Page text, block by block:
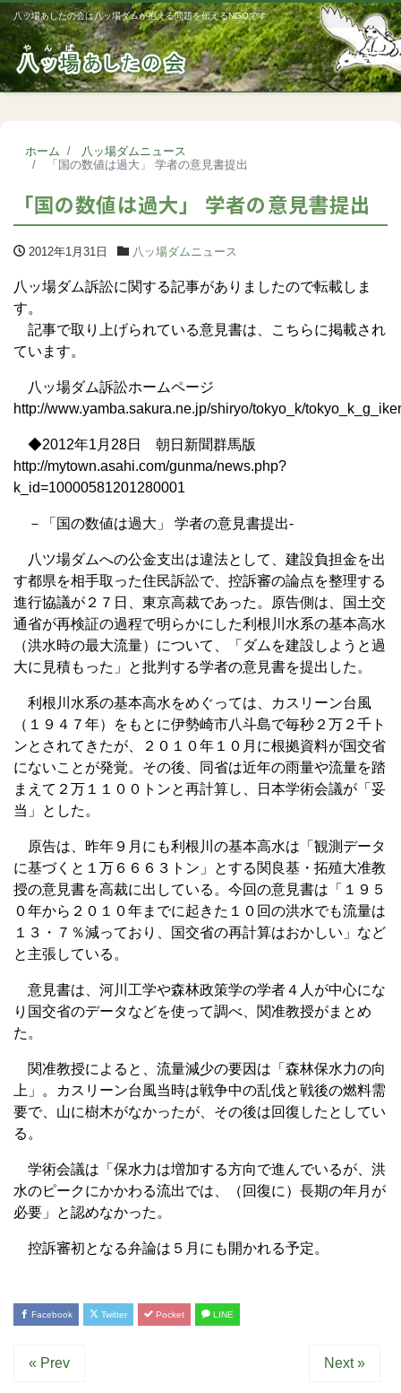
八ッ場あしたの会は八ッ場ダムが抱える問題を伝えるNGOです
ホーム
八ッ場ダムニュース
「国の数値は過大」 学者の意見書提出
「国の数値は過大」 学者の意見書提出
2012年1月31日 八ッ場ダムニュース
八ッ場ダム訴訟に関する記事がありましたので転載しま
す。
記事で取り上げられている意見書は、こちらに掲載され
ています。
八ッ場ダム訴訟ホームページ
http://www.yamba.sakura.ne.jp/shiryo/tokyo_k/
◆2012年1月28日 朝日新聞群馬版
http://mytown.asahi.com/gunma/news.php?
k_id=10000581201280001
－「国の数値は過大」 学者の意見書提出-
八ツ場ダムへの公金支出は違法として、建設負担金を出
す都県を相手取った住民訴訟で、控訴審の論点を整理する
進行協議が２７日、東京高裁であった。原告側は、国土交
通省が再検証の過程で明らかにした利根川水系の基本高水
（洪水時の最大流量）について、「ダムを建設しようと過
大に見積もった」と批判する学者の意見書を提出した。
利根川水系の基本高水をめぐっては、カスリーン台風
（１９４７年）をもとに伊勢崎市八斗島で毎秒２万２千ト
ンとされてきたが、２０１０年１０月に根拠資料が国交省
にないことが発覚。その後、同省は近年の雨量や流量を踏
まえて２万１１００トンと再計算し、日本学術会議が「妥
当」とした。
原告は、昨年９月にも利根川の基本高水は「観測データ
に基づくと１万６６６３トン」とする関良基・拓殖大准教
授の意見書を高裁に出している。今回の意見書は「１９５
０年から２０１０年までに起きた１０回の洪水でも流量は
１３・７％減っており、国交省の再計算はおかしい」など
と主張している。
意見書は、河川工学や森林政策学の学者４人が中心にな
り国交省のデータなどを使って調べ、関准教授がまとめ
た。
関准教授によると、流量減少の要因は「森林保水力の向
上」。カスリーン台風当時は戦争中の乱伐と戦後の燃料需
要で、山に樹木がなかったが、その後は回復したとしてい
る。
学術会議は「保水力は増加する方向で進んでいるが、洪
水のピークにかかわる流出では、（回復に）長期の年月が
必要」と認めなかった。
控訴審初となる弁論は５月にも開かれる予定。
Facebook Twitter Pocket LINE
« Prev Next »